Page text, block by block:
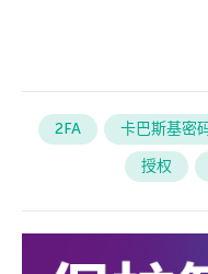
2FA 卡巴斯基密
授权